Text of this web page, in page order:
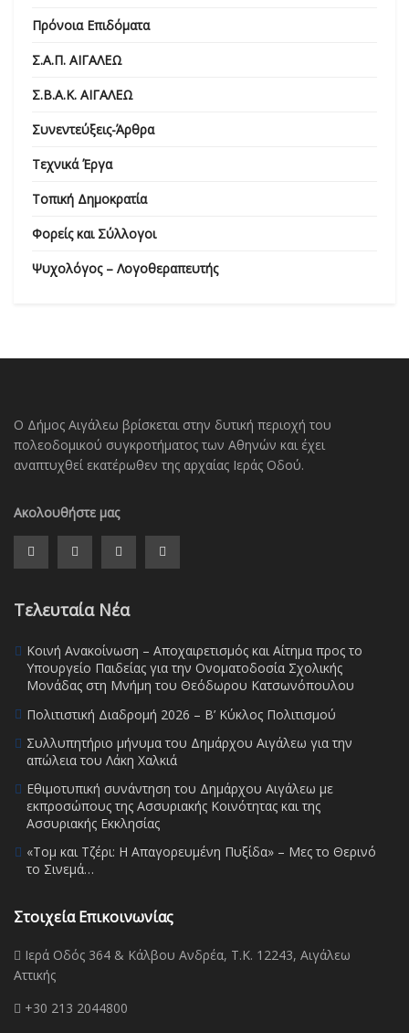
Πρόνοια Επιδόματα
Σ.Α.Π. ΑΙΓΑΛΕΩ
Σ.Β.Α.Κ. ΑΙΓΑΛΕΩ
Συνεντεύξεις-Άρθρα
Τεχνικά Έργα
Τοπική Δημοκρατία
Φορείς και Σύλλογοι
Ψυχολόγος – Λογοθεραπευτής
Ο Δήμος Αιγάλεω βρίσκεται στην δυτική περιοχή του
πολεοδομικού συγκροτήματος των Αθηνών και έχει
αναπτυχθεί εκατέρωθεν της αρχαίας Ιεράς Οδού.
Ακολουθήστε μας
Τελευταία Νέα
Κοινή Ανακοίνωση – Αποχαιρετισμός και Αίτημα προς το
Υπουργείο Παιδείας για την Ονοματοδοσία Σχολικής
Μονάδας στη Μνήμη του Θεόδωρου Κατσωνόπουλου
Πολιτιστική Διαδρομή 2026 – Β’ Κύκλος Πολιτισμού
Συλλυπητήριο μήνυμα του Δημάρχου Αιγάλεω για την
απώλεια του Λάκη Χαλκιά
Εθιμοτυπική συνάντηση του Δημάρχου Αιγάλεω με
εκπροσώπους της Ασσυριακής Κοινότητας και της
Ασσυριακής Εκκλησίας
«Τομ και Τζέρι: Η Απαγορευμένη Πυξίδα» – Μες το Θερινό
το Σινεμά…
Στοιχεία Επικοινωνίας
Ιερά Οδός 364 & Κάλβου Ανδρέα, Τ.Κ. 12243, Αιγάλεω
Αττικής
+30 213 2044800